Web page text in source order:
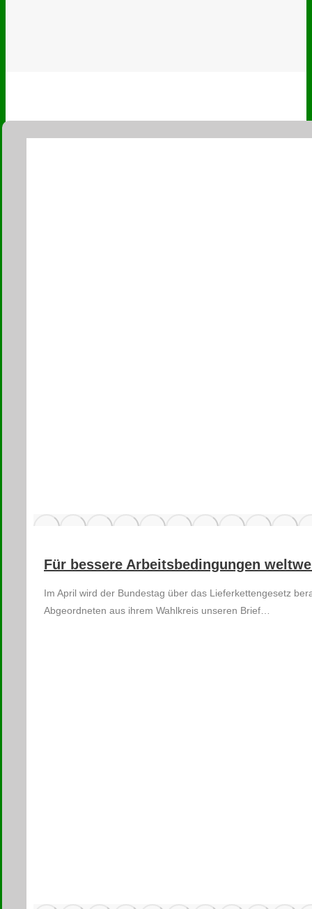
Für bessere Arbeitsbedingungen
Im April wird der Bundestag über das Lieferkettengesetz
Abgeordneten aus ihrem Wahlkreis unseren Brief…